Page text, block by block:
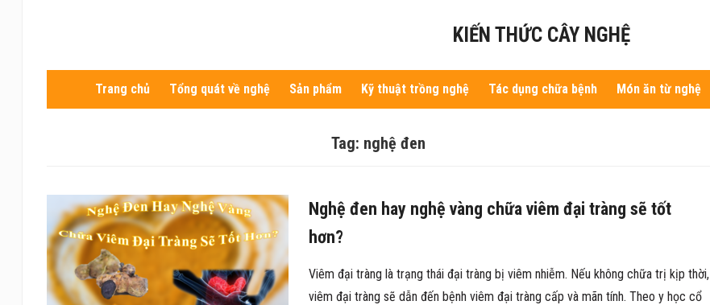
KIẾN THỨC CÂY NGHỆ
Trang chủ Tổng quát về nghệ Sản phẩm Kỹ thuật trồng nghệ Tác dụng chữa bệnh Món ăn từ nghệ
Tag: nghệ đen
Nghệ đen hay nghệ vàng chữa viêm đại tràng sẽ tốt
hơn?
Viêm đại tràng là trạng thái đại tràng bị viêm nhiễm. Nếu không chữa trị kịp thời,
viêm đại tràng sẽ dẫn đến bệnh viêm đại tràng cấp và mãn tính. Theo y học cổ